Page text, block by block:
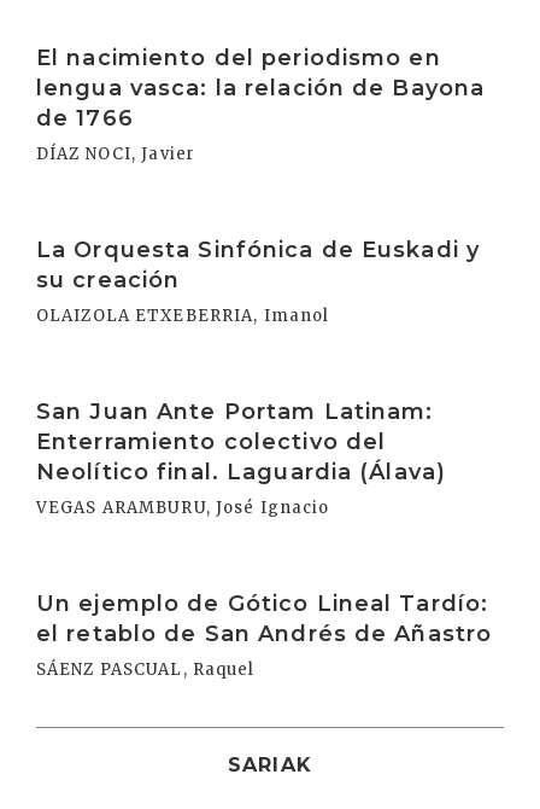
El nacimiento del periodismo en
lengua vasca: la relación de Bayona
de 1766
DÍAZ NOCI, Javier
La Orquesta Sinfónica de Euskadi y
su creación
OLAIZOLA ETXEBERRIA, Imanol
San Juan Ante Portam Latinam:
Enterramiento colectivo del
Neolítico final. Laguardia (Álava)
VEGAS ARAMBURU, José Ignacio
Un ejemplo de Gótico Lineal Tardío:
el retablo de San Andrés de Añastro
SÁENZ PASCUAL, Raquel
SARIAK